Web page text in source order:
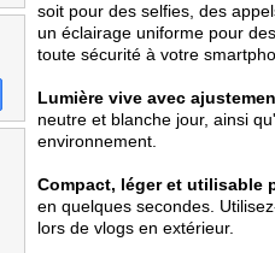
soit pour des selfies, des
un éclairage uniforme pour
toute sécurité à votre
Lumière vive avec
neutre et blanche jour, ainsi
environnement.
Compact, léger et utilisable
en quelques secondes.
lors de vlogs en extérieur.